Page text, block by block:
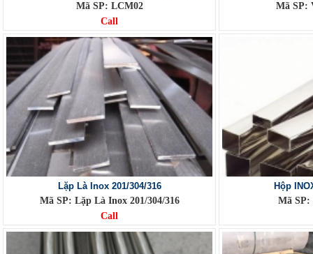
Mã SP: LCM02
Call
Mã SP:
Lặp Là Inox 201/304/316
Mã SP: Lặp Là Inox 201/304/316
Call
Hộp
Mã SP: